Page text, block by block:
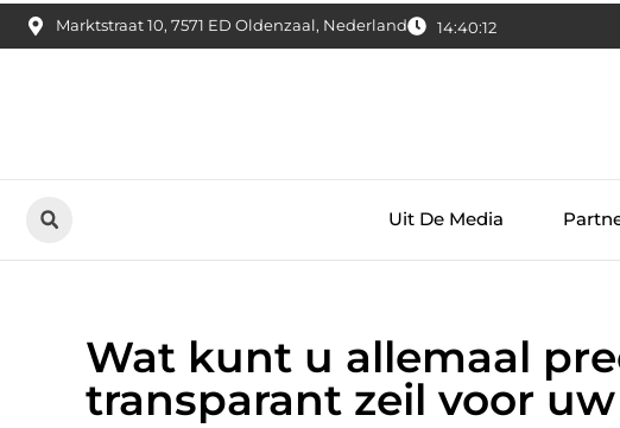
Marktstraat 10, 7571 ED Oldenzaal, Nederland 14:40:13
Uit De Media
Wat kunt u allemaal
transparant zeil voor